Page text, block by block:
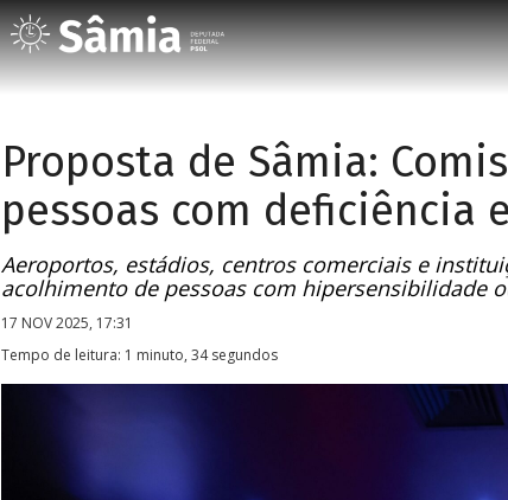
Proposta de Sâmia:
pessoas com deficiência
Aeroportos, estádios, centros comerciais e
acolhimento de pessoas com hipersensibilidade
17 NOV 2025, 17:31
Tempo de leitura: 1 minuto, 34 segundos